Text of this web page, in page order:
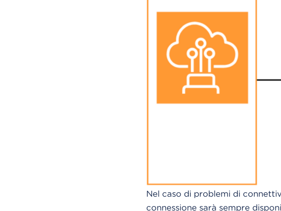
Nel caso di problemi di
connessione sarà sempre